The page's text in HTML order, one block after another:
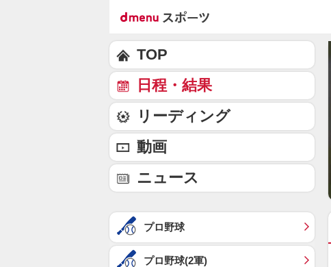
TOP
日程・結果
リーディング
動画
ニュース
プロ野球
プロ野球(2軍)